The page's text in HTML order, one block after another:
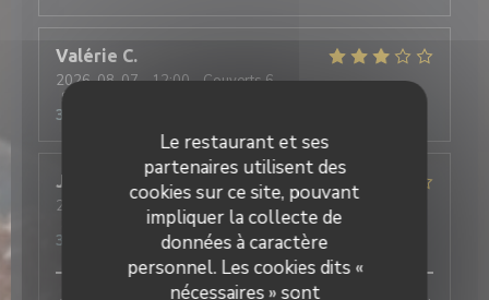
Le restaurant et ses
partenaires utilisent des
cookies sur ce site, pouvant
impliquer la collecte de
données à caractère
personnel. Les cookies dits «
nécessaires » sont
Valérie C
2026-08-07- 12:00 - Couverts 6
Service
3
Jacques
2026-08-04
- 13:00 - Couverts 2
Ambiance:3 /5 Cuisine:3/5 Qualité / Prix
3